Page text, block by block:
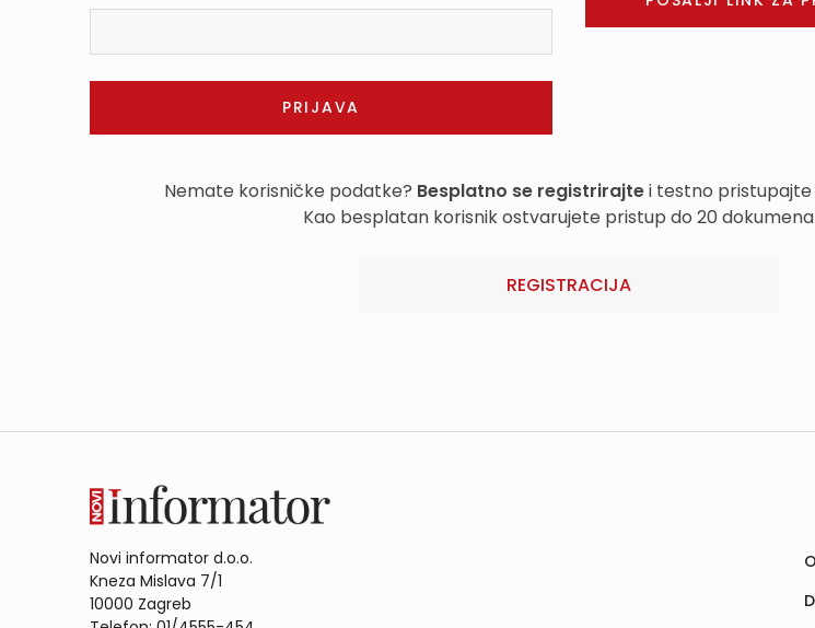
Nemate korisničke podatke? Besplatno se registrirajtei testno pristupajte
Kao besplatan korisnik ostvarujete pristup do 20
REGISTRACIJA
Novi informator d.o.o.
Kneza Mislava 7/1
10000 Zagreb